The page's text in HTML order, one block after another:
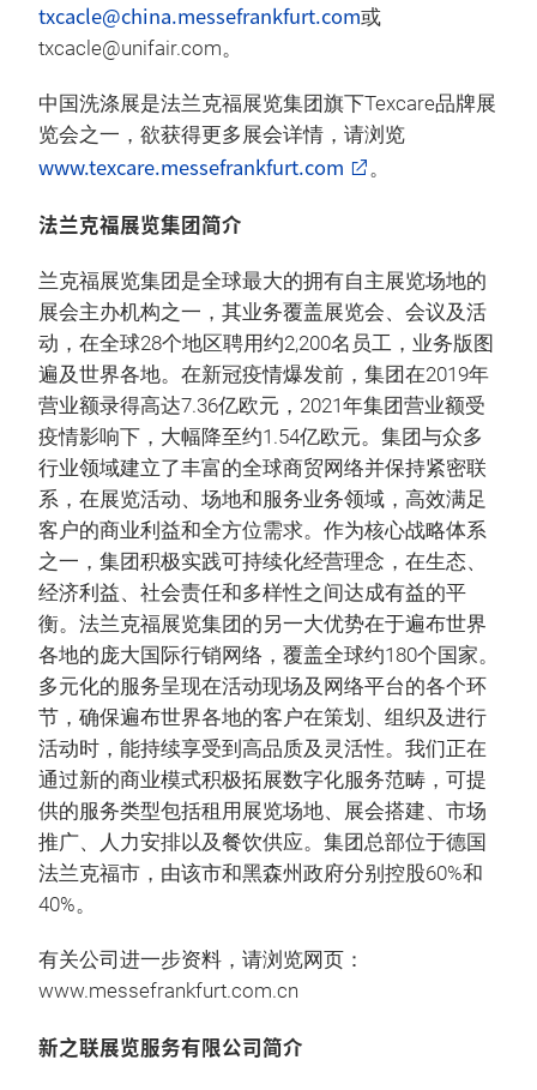
txcacle@china.messefrankfurt.com或
txcacle@unifair.com。
中国洗涤展是法兰克福展览集团旗下Texcare品牌展
览会之一，欲获得更多展会详情，请浏览
www.texcare.messefrankfurt.com 。
法兰克福展览集团简介
兰克福展览集团是全球最大的拥有自主展览场地的
展会主办机构之一，其业务覆盖展览会、会议及活
动，在全球28个地区聘用约2,200名员工，业务版图
遍及世界各地。在新冠疫情爆发前，集团在2019年
营业额录得高达7.36亿欧元，2021年集团营业额受
疫情影响下，大幅降至约1.54亿欧元。集团与众多
行业领域建立了丰富的全球商贸网络并保持紧密联
系，在展览活动、场地和服务业务领域，高效满足
客户的商业利益和全方位需求。作为核心战略体系
之一，集团积极实践可持续化经营理念，在生态、
经济利益、社会责任和多样性之间达成有益的平
衡。法兰克福展览集团的另一大优势在于遍布世界
各地的庞大国际行销网络，覆盖全球约180个国家。
多元化的服务呈现在活动现场及网络平台的各个环
节，确保遍布世界各地的客户在策划、组织及进行
活动时，能持续享受到高品质及灵活性。我们正在
通过新的商业模式积极拓展数字化服务范畴，可提
供的服务类型包括租用展览场地、展会搭建、市场
推广、人力安排以及餐饮供应。集团总部位于德国
法兰克福市，由该市和黑森州政府分别控股60%和
40%。
有关公司进一步资料，请浏览网页：
www.messefrankfurt.com.cn
新之联展览服务有限公司简介